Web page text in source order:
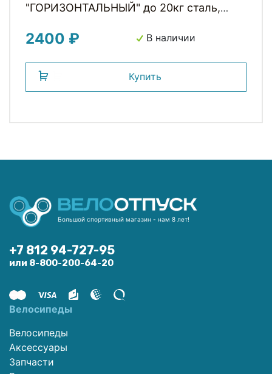
"ГОРИЗОНТАЛЬНЫЙ" до 20кг сталь,
покрыт. синий H040A HORST
2400 ₽ В наличии
Купить
Большой спортивный магазин - нам 8 лет!
+7 812 94-727-95
или 8-800-200-64-20
Велосипеды
Велосипеды
Аксессуары
Запчасти